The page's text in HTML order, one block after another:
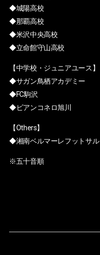
◆城陽高校
◆那覇高校
◆米沢中央高校
◆立命館守山高校
【中学校・ジュニアユース】
◆サガン鳥栖アカデミー
◆FC駒沢
◆ビアンコネロ旭川
【Others】
◆湘南ベルマーレフットサル
※五十音順